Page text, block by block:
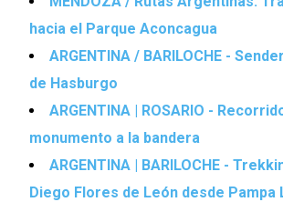
hacia el Parque Aconcagua
ARGENTINA / BARILOCHE -
de Hasburgo
ARGENTINA | ROSARIO -
monumento a la bandera
ARGENTINA | BARILOCHE -
Diego Flores de León desde Pampa